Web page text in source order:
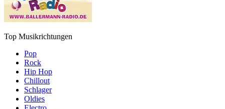
Top Musikrichtungen
Pop
Rock
Hip Hop
Chillout
Schlager
Oldies